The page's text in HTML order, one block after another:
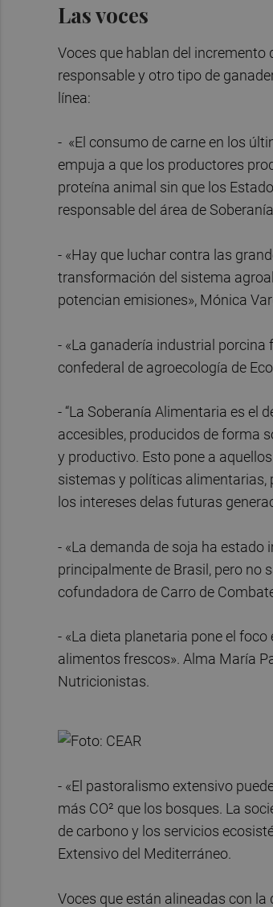
Las voces
Voces que hablan del
responsable y otro tipo de
línea:
- «El consumo de carne en los
empuja a que los productores
proteína animal sin que los
responsable del área de
- «Hay que luchar contra las
transformación del sistema
potencian emisiones», Mónica
- «La ganadería industrial porcina
confederal de agroecología de
- “La Soberanía Alimentaria es el
accesibles, producidos de forma
y productivo. Esto pone a
sistemas y políticas alimentarias,
los intereses delas futuras
- «La demanda de soja ha
principalmente de Brasil, pero no
cofundadora de Carro de
- «La dieta planetaria pone el
alimentos frescos». Alma María
Nutricionistas.
- «El pastoralismo extensivo
más CO² que los bosques. La
de carbono y los servicios
Extensivo del Mediterráneo.
Voces que están alineadas con